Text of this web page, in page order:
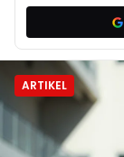
ARTIKEL